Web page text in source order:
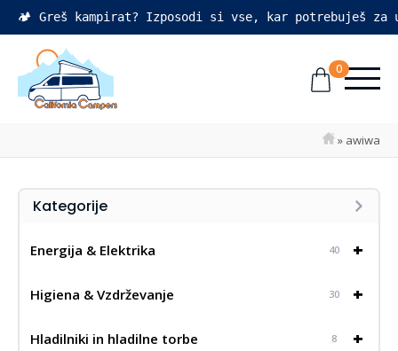
🏕️ Greš kampirat? Izposodi si vse, kar potrebuješ
0
» awiwa
Kategorije
+
Energija & Elektrika 40
+
Higiena & Vzdrževanje 30
+
Hladilniki in hladilne torbe 8